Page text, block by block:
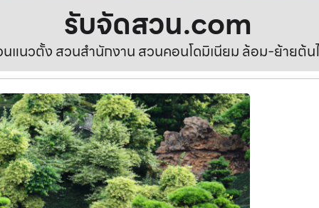
รับจัดสวน.com
แนวตั้ง สวนสำนักงาน สวนคอนโดมิเนียม ล้อม-ย้ายต้น